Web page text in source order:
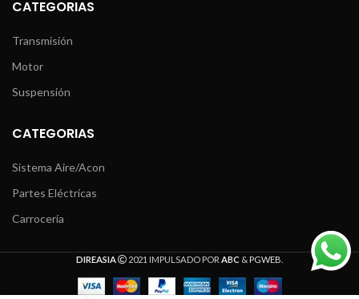
CATEGORIAS
Transmisión
Motor
Suspensión
CATEGORIAS
Sistema Aire/Acon
Partes Eléctricas
Carrocería
DIREASIA 2021 IMPULSADO POR ABC &PGWEB